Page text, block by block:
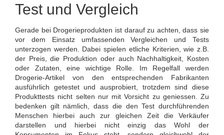
Test und Vergleich
Gerade bei Drogerieprodukten ist darauf zu achten, dass sie
vor dem Einsatz umfassenden Vergleichen und Tests
unterzogen werden. Dabei spielen etliche Kriterien, wie z.B.
der Preis, die Produktion oder auch Nachhaltigkeit, Kosten
oder Zutaten, eine wichtige Rolle. Im Regelfall werden
Drogerie-Artikel von den entsprechenden Fabrikanten
ausführlich getestet und ausprobiert, trotzdem sind diese
Produkttests nicht selten nur mit Vorsicht zu geniessen. Zu
bedenken gilt nämlich, dass die den Test durchführenden
Menschen hierbei auch zur gleichen Zeit die Verkäufer
darstellen und hierbei nicht einzig das Wohl der